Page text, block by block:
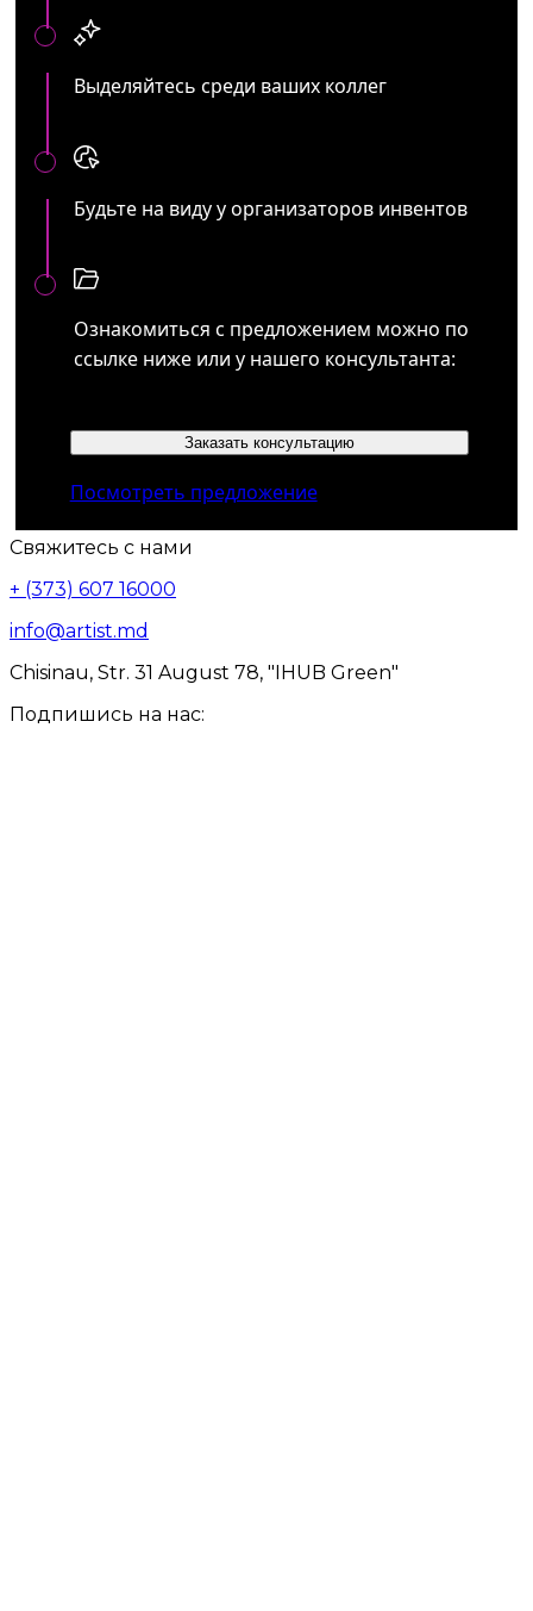
Выделяйтесь среди ваших коллег
Будьте на виду у организаторов инвентов
Ознакомиться с предложением можно по
ссылке ниже или у нашего консультанта:
Заказать консультацию
Посмотреть предложение
Свяжитесь с нами
+ (373) 607 16000
info@artist.md
Chisinau, Str. 31 August 78, "IHUB Green"
Подпишись на нас: